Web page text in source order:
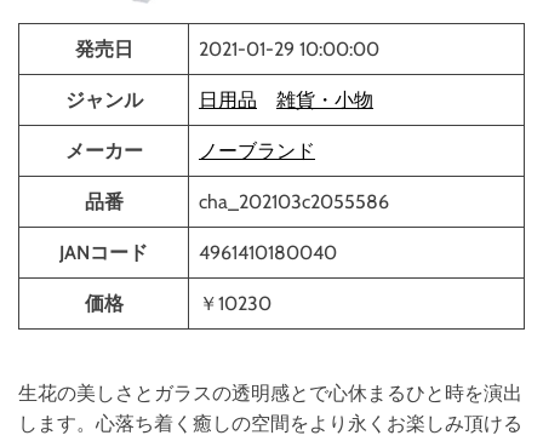
発売日 2021-01-29 10:00:00
ジャンル 日用品 雑貨・小物
メーカー ノーブランド
品番 cha_202103c2055586
JANコード 4961410180040
価格 ￥10230
生花の美しさとガラスの透明感とで心休まるひと時を演出
します。心落ち着く癒しの空間をより永くお楽しみ頂ける